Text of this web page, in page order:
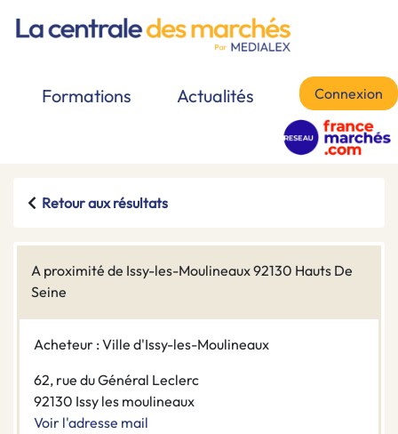
Formations Actualités Connexion
Retour aux résultats
A proximité de Issy-les-Moulineaux 92130 Hauts De
Seine
Acheteur : Ville d'Issy-les-Moulineaux
62, rue du Général Leclerc
92130 Issy les moulineaux
Voir l'adresse mail